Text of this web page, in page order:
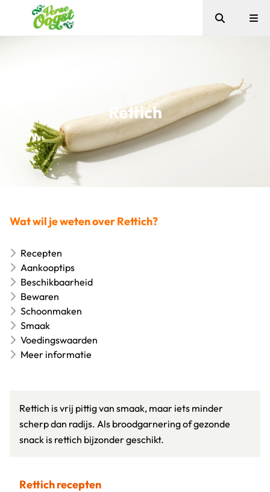
Verse Oogst
Zoeken
Rettich
Wat wil je weten over Rettich?
Recepten
Aankooptips
Beschikbaarheid
Bewaren
Schoonmaken
Smaak
Voedingswaarden
Meer informatie
Rettich is vrij pittig van smaak, maar iets minder
scherp dan radijs. Als broodgarnering of gezonde
snack is rettich bijzonder geschikt.
Rettich recepten